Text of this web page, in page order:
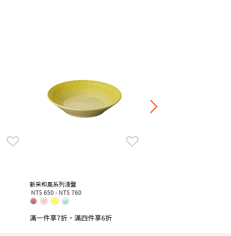
新采和風系列淺盤
NT$ 650 - NT$ 760
滿一件享7折，滿四件享6折
滿一件享7折，滿四件享6折